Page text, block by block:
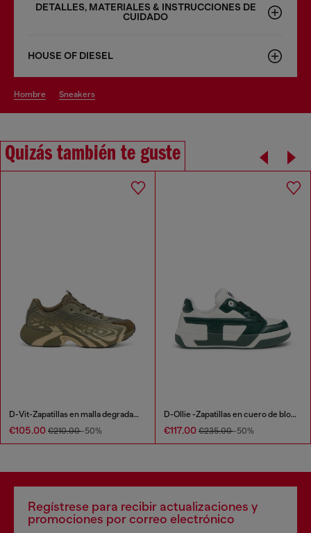
DETALLES, MATERIALES & INSTRUCCIONES DE
CUIDADO
HOUSE OF DIESEL
hombre sneakers
Quizás también te guste
D-Vit-Zapatillas en malla degradada de rayas
€105.00 €210.00-50%
D-Ollie -Zapatillas en cuero de bloques de color
€117.00 €235.00-50%
Regístrese para recibir actualizaciones y
promociones por correo electrónico